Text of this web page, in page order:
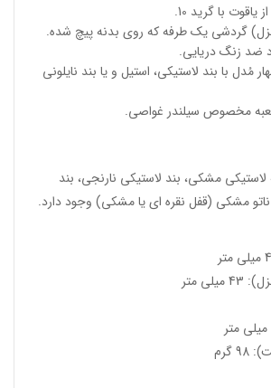
با گرید 10.
گردشی یک طرفه که روی بدنه پیچ شده.
ضد زنگ دریایی.
مُدل با بند لاستیکی، استیل و یا بند نایلونی
جعبه مخصوص سیلندر غواصی.
مشکی، بند لاستیکی نارنجی، بند
ناتو مشکی (قفل نقره ای یا مشکی) وجود دارد.
متر